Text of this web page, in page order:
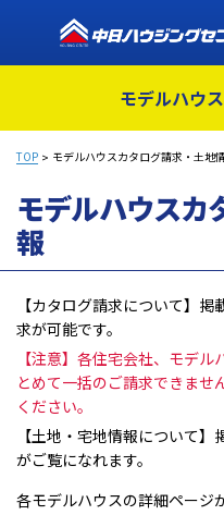
モデルハウ
TOP モデルハウスカタログ請求・土地
モデルハウスカ
報
【カタログ請求について】
求が可能です。
【注意】各住宅会社、モデ
とめて一括のご請求できませ
ください。
【土地・宅地情報について
がご覧になれます。
各モデルハウスの詳細ページ